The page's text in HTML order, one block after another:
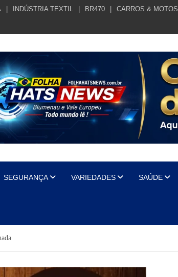
INDÚSTRIA TEXTIL BR470 CARROS & MOTOS
SEGURANÇA VARIEDADES SAÚDE